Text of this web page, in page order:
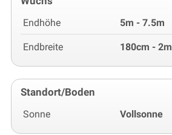
Endhöhe 5m - 7.5m
Endbreite 180cm - 2m
Standort/Boden
Sonne Vollsonne